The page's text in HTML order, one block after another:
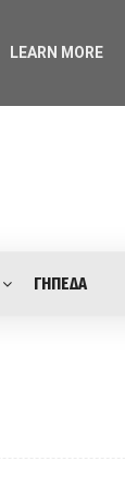
ΓΗΠΕΔΑ
LEARN MORE